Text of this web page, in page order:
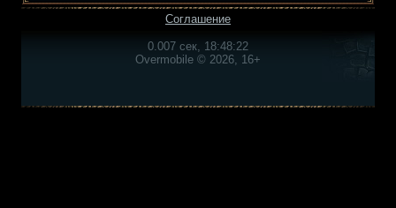
Соглашение
0.007 сек, 18:48:22
Overmobile © 2026, 16+